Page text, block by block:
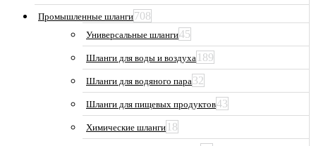
Промышленные шланги708
Универсальные шланги45
Шланги для воды и воздуха 189
Шланги для водяного пара32
Шланги для пищевых продуктов43
Химические шланги 18